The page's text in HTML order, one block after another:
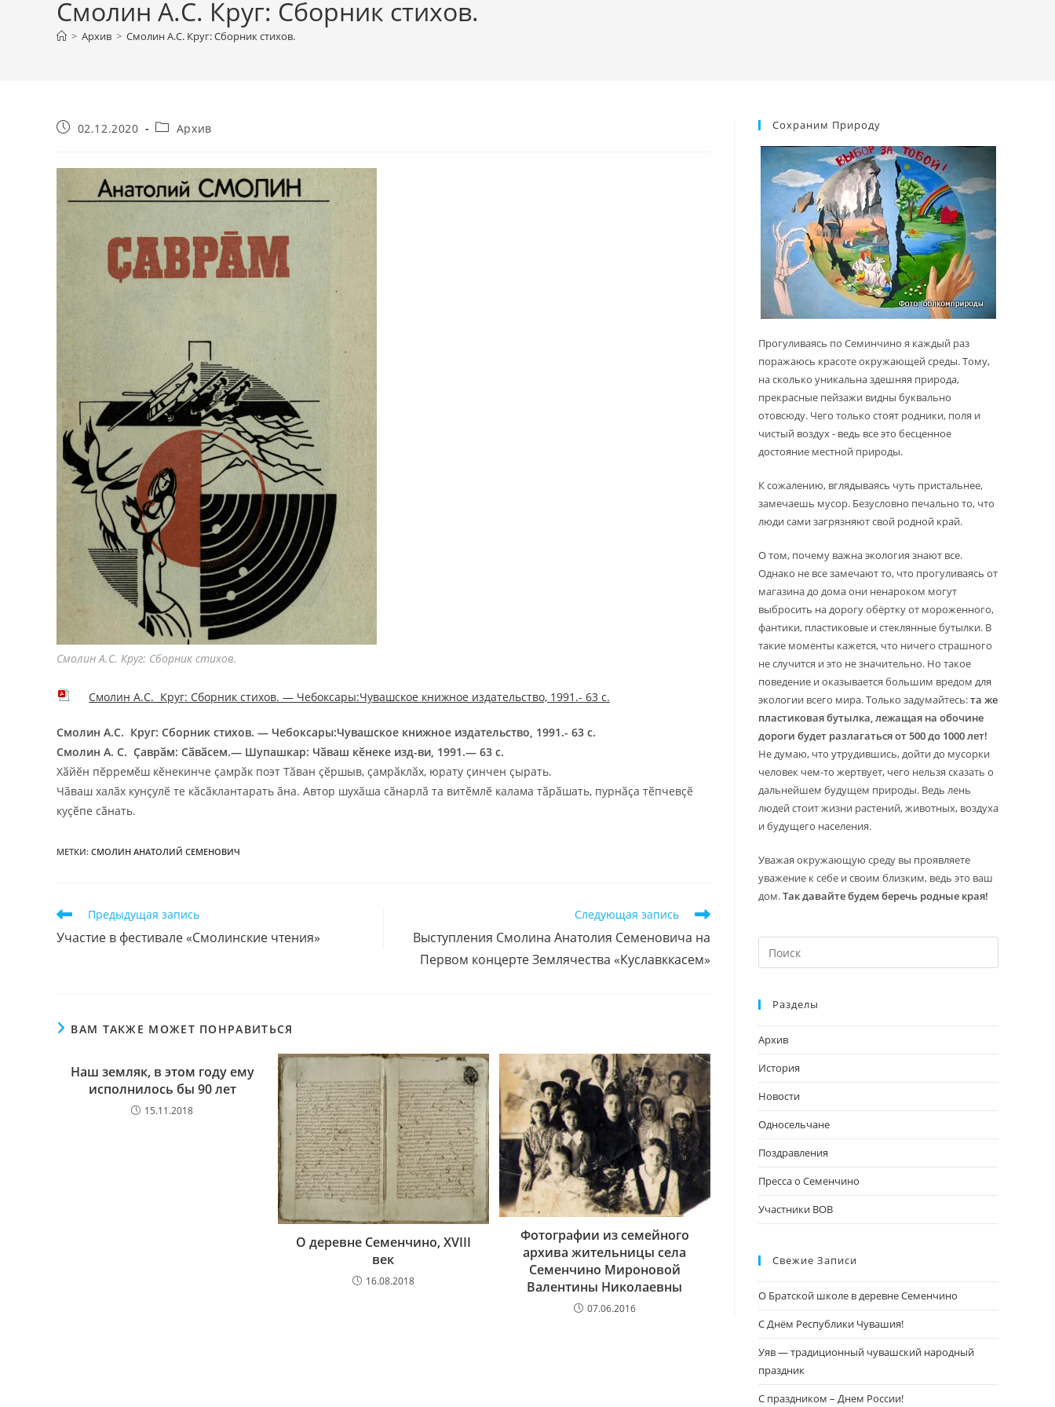
Смолин А.С. Круг: Сборник стихов.
> Архив > Смолин А.С. Круг: Сборник стихов.
Запись02.12.2020
Рубрика
Архив
Смолин А.С. Круг: Сборник стихов.
Смолин А.С. Круг: Сборник стихов. — Чебоксары:Чувашское книжное издательство, 1991.- 63 с.
Смолин А.С. Круг: Сборник стихов. — Чебоксары:Чувашское книжное издательство, 1991.- 63 с.
Смолин А. С. Ҫаврӑм: Сӑвӑсем.— Шупашкар: Чӑваш кӗнеке изд-ви, 1991.— 63 с.
Хӑйӗн пӗрремӗш кӗнекинче ҫамрӑк поэт Тӑван ҫӗршыв, ҫамрӑклӑх, юрату ҫинчен ҫырать.
Чӑваш халӑх кунҫулӗ те кӑсӑклантарать ӑна. Автор шухӑша сӑнарлӑ та витӗмлӗ калама тӑрӑшать, пурнӑҫа тӗпчевҫӗ
куҫӗпе сӑнать.
МЕТКИ: СМОЛИН АНАТОЛИЙ СЕМЕНОВИЧ
Читать
статьи
Предыдущая запись
Участие в фестивале «Смолинские чтения»
Следующая запись
Выступления Смолина Анатолия Семеновича на
Первом концерте Землячества «Куславккасем»
ВАМ ТАКЖЕ МОЖЕТ ПОНРАВИТЬСЯ
Наш земляк, в этом году ему
исполнилось бы 90 лет
15.11.2018
О деревне Семенчино, XVIII
век
16.08.2018
Фотографии из семейного
архива жительницы села
Семенчино Мироновой
Валентины Николаевны
07.06.2016
Сохраним Природу
Прогуливаясь по Семинчино я каждый раз
поражаюсь красоте окружающей среды. Тому,
на сколько уникальна здешняя природа,
прекрасные пейзажи видны буквально
отовсюду. Чего только стоят родники, поля и
чистый воздух - ведь все это бесценное
достояние местной природы.
К сожалению, вглядываясь чуть пристальнее,
замечаешь мусор. Безусловно печально то, что
люди сами загрязняют свой родной край.
О том, почему важна экология знают все.
Однако не все замечают то, что прогуливаясь от
магазина до дома они ненароком могут
выбросить на дорогу обёртку от мороженного,
фантики, пластиковые и стеклянные бутылки. В
такие моменты кажется, что ничего страшного
не случится и это не значительно. Но такое
поведение и оказывается большим вредом для
экологии всего мира. Только задумайтесь:та же
пластиковая бутылка, лежащая на обочине
дороги будет разлагаться от 500 до 1000 лет!
Не думаю, что утрудившись, дойти до мусорки
человек чем-то жертвует, чего нельзя сказать о
дальнейшем будущем природы. Ведь лень
людей стоит жизни растений, животных, воздуха
и будущего населения.
Уважая окружающую среду вы проявляете
уважение к себе и своим близким, ведь это ваш
дом.Так давайте будем беречь родные края!
клавишу
Разделы
Архив
История
Новости
Односельчане
Поздравления
Пресса о Семенчино
Участники ВОВ
Свежие Записи
О Братской школе в деревне Семенчино
С Днём Республики Чувашия!
Уяв — традиционный чувашский народный
праздник
С праздником – Днем России!